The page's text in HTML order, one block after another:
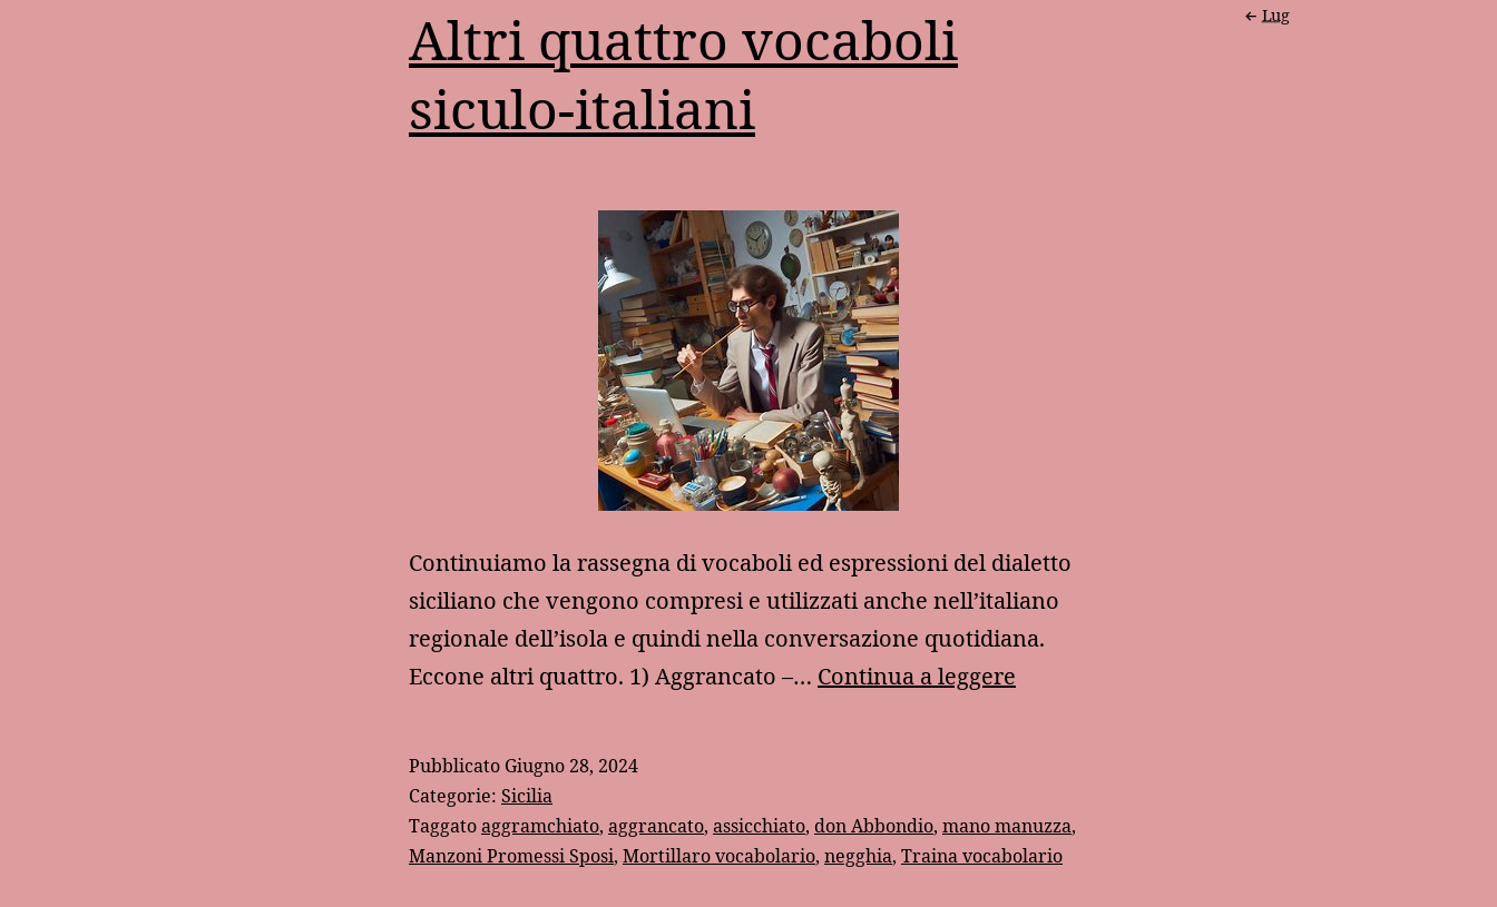
Altri quattro vocaboli
siculo-italiani
Continuiamo la rassegna di vocaboli ed espressioni del dialetto
siciliano che vengono compresi e utilizzati anche nell’italiano
regionale dell’isola e quindi nella conversazione quotidiana.
Eccone altri quattro. 1) Aggrancato –… Continua a leggere
italiani
Pubblicato Giugno 28, 2024
Categorie: Sicilia
Taggatoaggramchiato, aggrancato, assicchiato, don Abbondio, mano manuzza,
Manzoni Promessi Sposi, Mortillaro vocabolario, negghia, Traina vocabolario
Lug